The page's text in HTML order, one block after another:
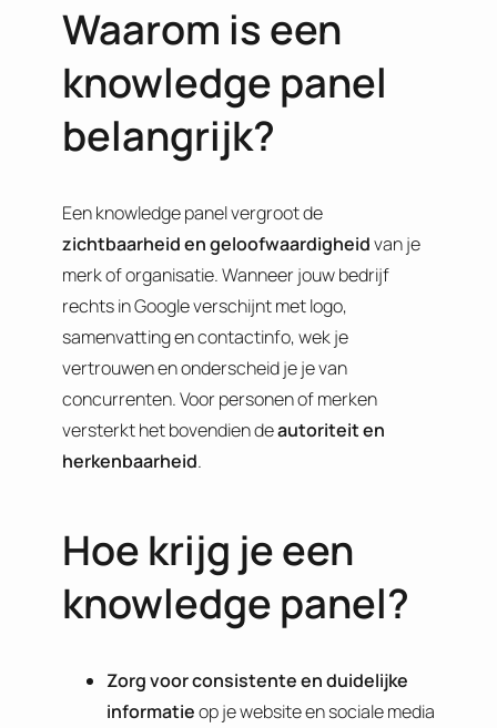
Waarom is een
knowledge panel
belangrijk?
Een knowledge panel vergroot de
zichtbaarheid en geloofwaardigheidvan je
merk of organisatie. Wanneer jouw bedrijf
rechts in Google verschijnt met logo,
samenvatting en contactinfo, wek je
vertrouwen en onderscheid je je van
concurrenten. Voor personen of merken
versterkt het bovendien deautoriteit en
herkenbaarheid.
Hoe krijg je een
knowledge panel?
Zorg voor consistente en duidelijke
informatieop je website en sociale media